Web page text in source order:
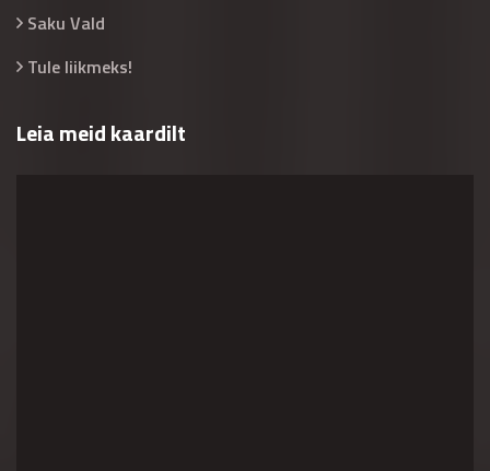
Saku Vald
Tule liikmeks!
Leia meid kaardilt